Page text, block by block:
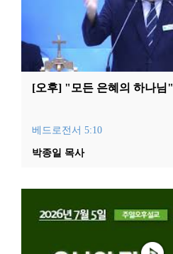
[오후] "모든 은혜의 하나님"
베드로전서 5:10
박종일 목사